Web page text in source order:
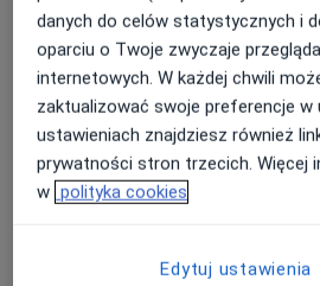
Szczegóły
Ortodoncja
Szczegóły
+ 15 usług
W jaki sposób ustalane są
danych do celów statystycznych i
oparciu o Twoje zwyczaje
internetowych. W każdej chwili
zaktualizować swoje preferencje w
ustawieniach znajdziesz również
prywatności stron trzecich. Więcej
w polityka cookies
Edytuj ustawienia